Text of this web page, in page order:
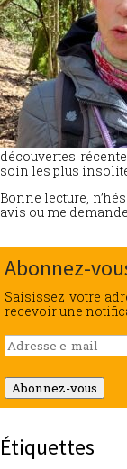
découvertes
soin les plus
Bonne lecture,
avis ou me
Abonnez-
Saisissez votre
recevoir une
Adresse
e-
mail
Abonnez-vous
Étiquettes